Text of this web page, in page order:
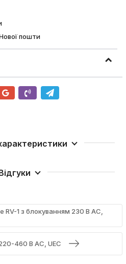
пошти
RV-1 з блокуванням 230 В AC,
460 В AC, UEC